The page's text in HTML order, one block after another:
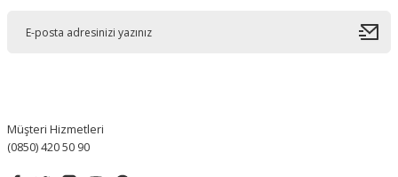
Müşteri Hizmetleri
(0850) 420 50 90